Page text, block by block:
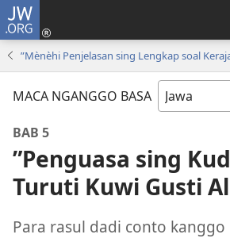
JW.ORG
MACA NGANGGO BASA
BAB 5
”Penguasa sing
Turuti Kuwi Gusti
Para rasul dadi conto